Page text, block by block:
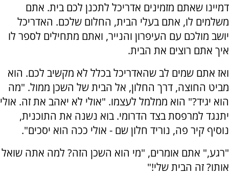
דמיינו שאתם מזמינים אדריכל לתכנן לכם בית. אתם
משלמים לו, אתם בעלי הבית, החלום שלכם. האדריכל
יושב מולכם עם העיפרון והנייר, ואתם מתחילים לספר לו
איך אתם רוצים את הבית.
ואז אתם שמים לב שהאדריכל בכלל לא מקשיב לכם. הוא
מביט החוצה, דרך החלון, אל הבית של השכן ממול. "מה
הוא יגיד?" הוא ממלמל לעצמו. "אולי לא יאהב את זה. אולי
יתנגד למרפסת בצד הדרומי. בוא נשנה את התוכנית,
נוסיף קיר פה, נוריד חלון שם - אולי ככה הוא יסכים".
"רגע," אתם אומרים, "מי הוא השכן הזה? למה אתה שואל
אותו? זה הבית שלי!"